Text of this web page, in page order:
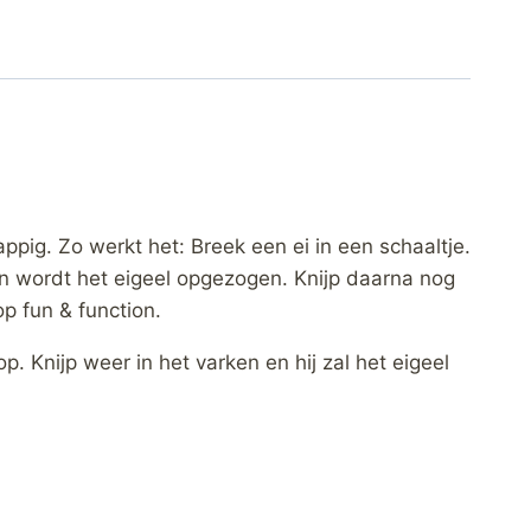
Zo werkt het: Breek een ei in een schaaltje.
wordt het eigeel opgezogen. Knijp daarna nog
fun & function.
Knijp weer in het varken en hij zal het eigeel